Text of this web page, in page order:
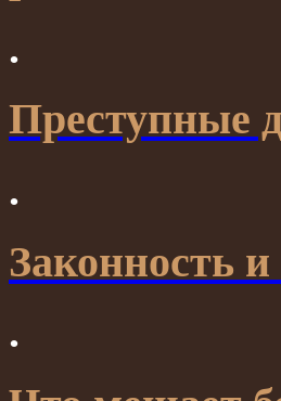
.
Преступные
.
Законность
.